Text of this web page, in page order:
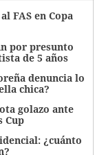
FAS en Copa
por presunto
de 5 años
denuncia lo
chica?
golazo ante
Cup
¿cuánto